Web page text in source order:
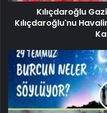
Kılıçdaroğlu
Kılıçdaroğlu'nu